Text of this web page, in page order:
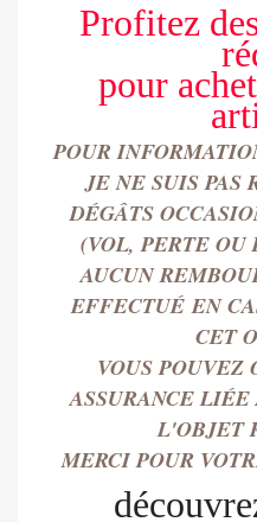
Profitez
pour
POUR
JE NE SUIS PAS
DÉGÂTS
(VOL, PERTE
AUCUN
EFFECTUÉEN
CET
VOUS POUVEZ
ASSURANCE
L'OBJET
MERCI POUR